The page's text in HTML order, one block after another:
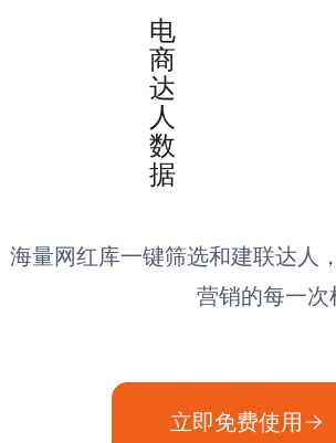
电
商
达
人
数
据
海量网红库一键筛选和建联达人
营销的每一次
立即免费使用